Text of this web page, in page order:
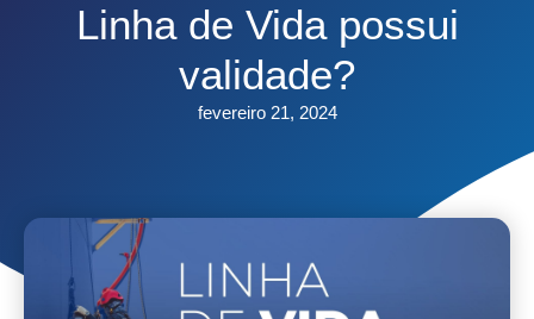
Linha de Vida possui
validade?
fevereiro 21, 2024